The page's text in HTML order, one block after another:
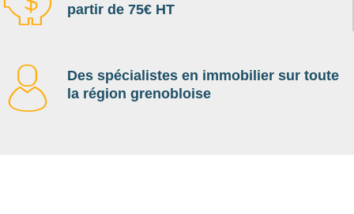
partir de 75€ HT
Des spécialistes en immobilier sur toute
la région grenobloise